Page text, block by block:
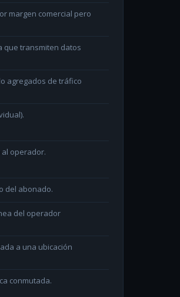
margen comercial pero
que transmiten datos
agregados de tráfico
operador.
del abonado.
del operador
a una ubicación
conmutada.